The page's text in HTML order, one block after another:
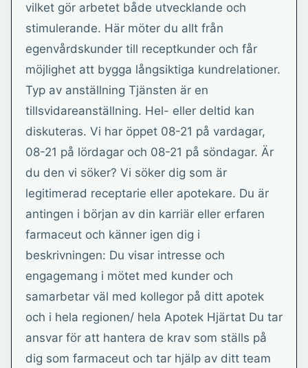
vilket gör arbetet både utvecklande och
stimulerande. Här möter du allt från
egenvårdskunder till receptkunder och får
möjlighet att bygga långsiktiga kundrelationer.
Typ av anställning Tjänsten är en
tillsvidareanställning. Hel- eller deltid kan
diskuteras. Vi har öppet 08-21 på vardagar,
08-21 på lördagar och 08-21 på söndagar. Är
du den vi söker? Vi söker dig som är
legitimerad receptarie eller apotekare. Du är
antingen i början av din karriär eller erfaren
farmaceut och känner igen dig i
beskrivningen: Du visar intresse och
engagemang i mötet med kunder och
samarbetar väl med kollegor på ditt apotek
och i hela regionen/ hela Apotek Hjärtat Du tar
ansvar för att hantera de krav som ställs på
dig som farmaceut och tar hjälp av ditt team